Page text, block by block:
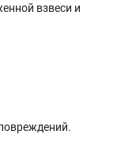
взвеси и